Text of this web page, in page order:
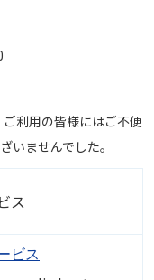
利用の皆様にはご不便
いませんでした。
ス
ビス